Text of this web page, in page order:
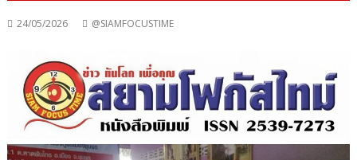
24/05/2026 @SIAMFOCUSTIME